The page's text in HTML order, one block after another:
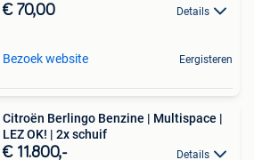
€ 70,00 Details
Bezoek website Eergisteren
Citroën Berlingo Benzine | Multispace |
LEZ OK! | 2x schuif
€ 11.800,- Details